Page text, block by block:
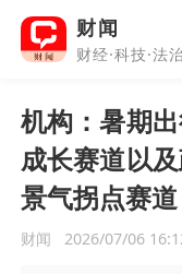
财闻
财经·科技·法
机构：暑期
成长赛道以
景气拐点赛道
财闻 2026/07/06